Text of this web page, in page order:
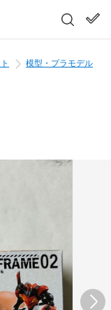
模型・プラモデル